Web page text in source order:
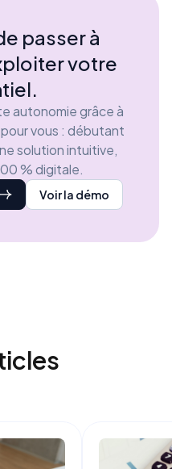
passer à
votre
autonomie grâce à
vous : débutant
solution intuitive,
% digitale.
Voir la démo